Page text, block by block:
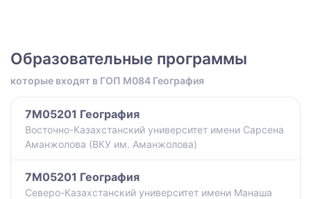
Образовательные программы
которые входят в ГОП M084 География
7M05201 География
Восточно-Казахстанский университет имени Сарсена
Аманжолова (ВКУ им. Аманжолова)
7M05201 География
Северо-Казахстанский университет имени Манаша